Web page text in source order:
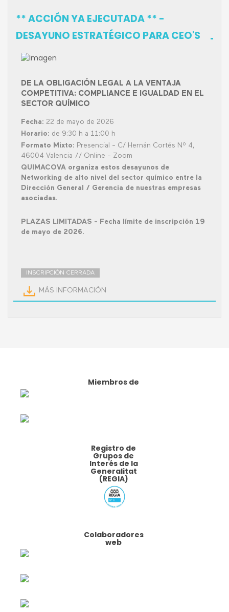
** ACCIÓN YA EJECUTADA ** -
DESAYUNO ESTRATÉGICO PARA CEO'S
DE LA OBLIGACIÓN LEGAL A LA VENTAJA
COMPETITIVA: COMPLIANCE E IGUALDAD EN EL
SECTOR QUÍMICO
Fecha: 22 de mayo de 2026
Horario: de 9:30 h a 11:00 h
Formato Mixto: Presencial - C/ Hernán Cortés Nº 4,
46004 Valencia // Online - Zoom
QUIMACOVA organiza estos desayunos de
Networking de alto nivel del sector químico entre la
Dirección General / Gerencia de nuestras empresas
asociadas.
PLAZAS LIMITADAS - Fecha límite de inscripción 19
de mayo de 2026.
INSCRIPCIÓN CERRADA
MÁS INFORMACIÓN
Miembros de
Registro de
Grupos de
Interés de la
Generalitat
(REGIA)
Colaboradores
web